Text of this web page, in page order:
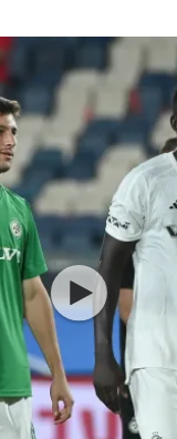
תל אביב
חיפה
באר שבע
נתניה
יהודה